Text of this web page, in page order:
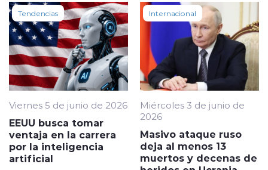
Tendencias
Viernes 5 de junio de 2026
EEUU busca tomar
ventaja en la carrera
por la inteligencia
artificial
Internacional
Miércoles 3 de junio de
2026
Masivo ataque ruso
deja al menos 13
muertos y decenas de